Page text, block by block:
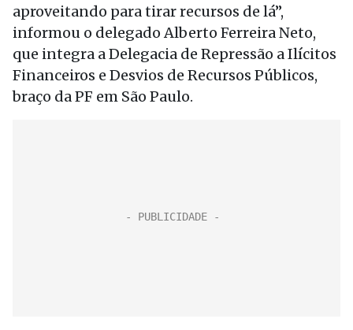
aproveitando para tirar recursos de lá”,
informou o delegado Alberto Ferreira Neto,
que integra a Delegacia de Repressão a Ilícitos
Financeiros e Desvios de Recursos Públicos,
braço da PF em São Paulo.